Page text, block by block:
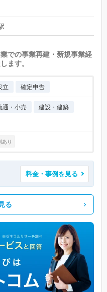
での事業再建・新規事業経
ます。
立 確定申告
通・小売
建設・建築
あり
料金・事例を見る
る